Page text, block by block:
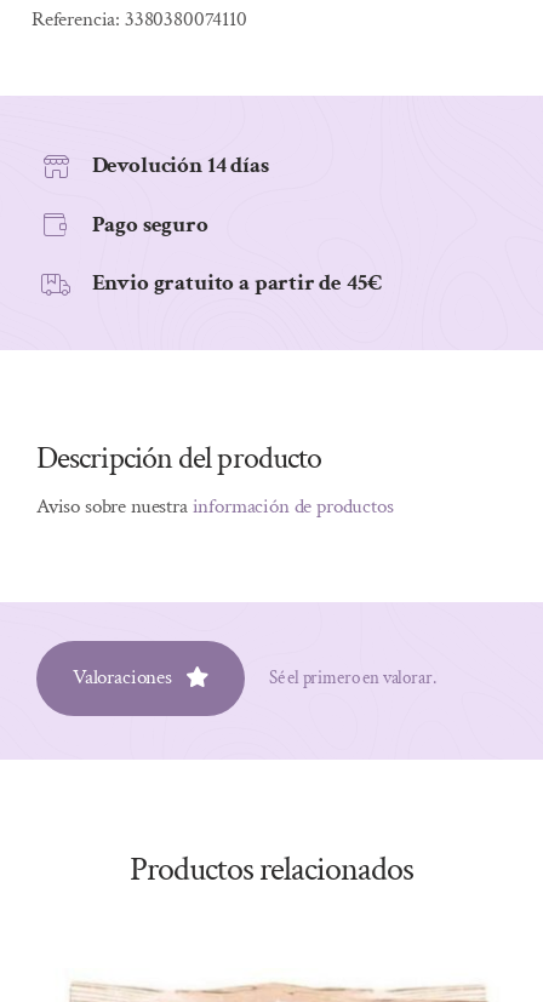
FLORES
GLUTEN
150
cantidad
Referencia: 3380380074110
Devolución 14 días
Pago seguro
Envio gratuito a partir de 45€
Descripción del producto
Aviso sobre nuestrainformación de productos
Valoraciones Sé el primero en valorar.
Productos relacionados